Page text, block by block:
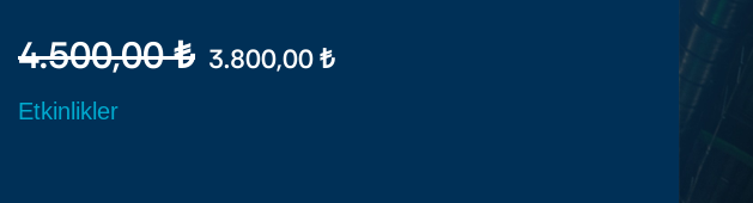
4.500,00₺ 3.800,00₺
Etkinlikler